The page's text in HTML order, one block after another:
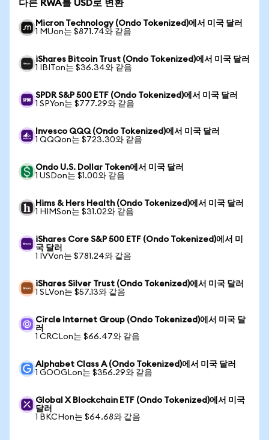
다른 RWA를 USD로 변환
Micron Technology (Ondo Tokenized)에서 미국 달러
1 MUon는 $871.74와 같음
iShares Bitcoin Trust (Ondo Tokenized)에서 미국 달러
1 IBITon는 $36.34와 같음
SPDR S&P 500 ETF (Ondo Tokenized)에서 미국 달러
1 SPYon는 $777.29와 같음
Invesco QQQ (Ondo Tokenized)에서 미국 달러
1 QQQon는 $723.30와 같음
Ondo U.S. Dollar Token에서 미국 달러
1 USDon는 $1.00와 같음
Hims & Hers Health (Ondo Tokenized)에서 미국 달러
1 HIMSon는 $31.02와 같음
iShares Core S&P 500 ETF (Ondo Tokenized)에서 미
국 달러
1 IVVon는 $781.24와 같음
iShares Silver Trust (Ondo Tokenized)에서 미국 달러
1 SLVon는 $57.13와 같음
Circle Internet Group (Ondo Tokenized)에서 미국 달
러
1 CRCLon는 $66.47와 같음
Alphabet Class A (Ondo Tokenized)에서 미국 달러
1 GOOGLon는 $356.29와 같음
Global X Blockchain ETF (Ondo Tokenized)에서 미국
달러
1 BKCHon는 $64.68와 같음